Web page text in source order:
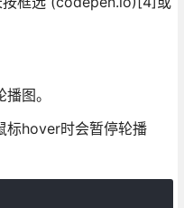
图。
标hover时会暂停轮播